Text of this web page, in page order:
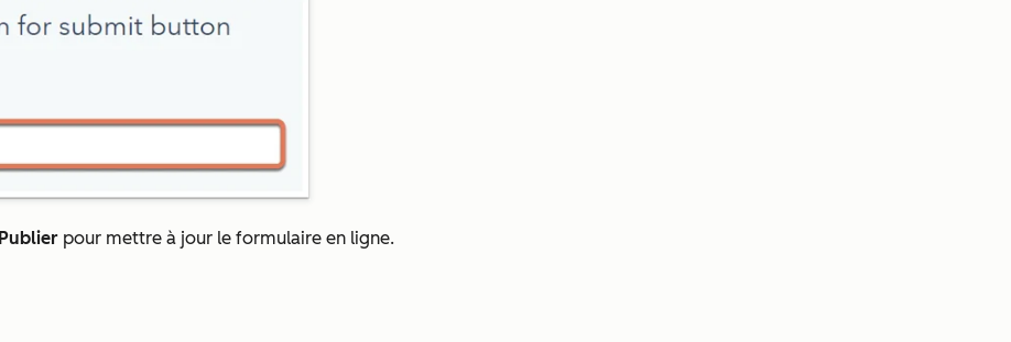
Publier pour mettre à jour le formulaire en ligne.